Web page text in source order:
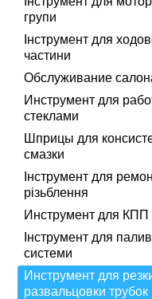
групи
Інструмент для
частини
Обслуживание
Инструмент для
стеклами
Шприцы для
смазки
Інструмент для
різьблення
Инструмент для КПП
Інструмент для
системи
Инструмент для
развальцовки трубок